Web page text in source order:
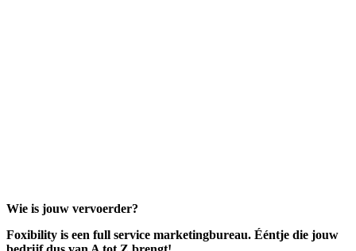
Wie is jouw vervoerder?
Foxibility is een full service marketingbureau. Ééntje die jouw